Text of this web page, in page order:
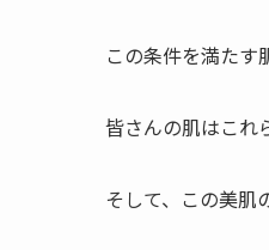
この条件を満たす
皆さんの肌はこれ
そして、この美肌